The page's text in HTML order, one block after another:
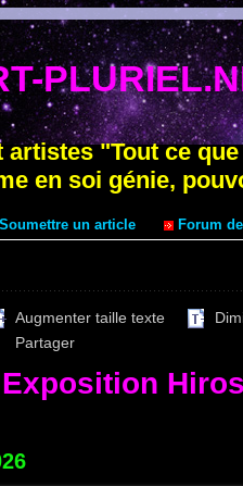
"Tout ce
en soi génie,
Soumettre un article Forum
Augmenter taille texte
Partager
Exposition